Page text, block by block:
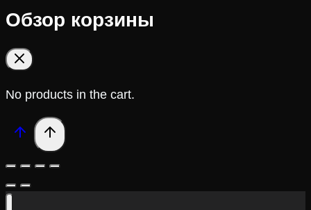
Обзор корзины
No products in the cart.